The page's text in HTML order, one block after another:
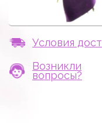
Условия
Возникли
вопросы?